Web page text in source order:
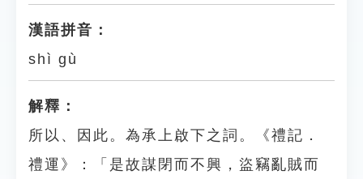
漢語拼音：
shì gù
解釋：
所以、因此。為承上啟下之詞。《禮記．
禮運》：「是故謀閉而不興，盜竊亂賊而